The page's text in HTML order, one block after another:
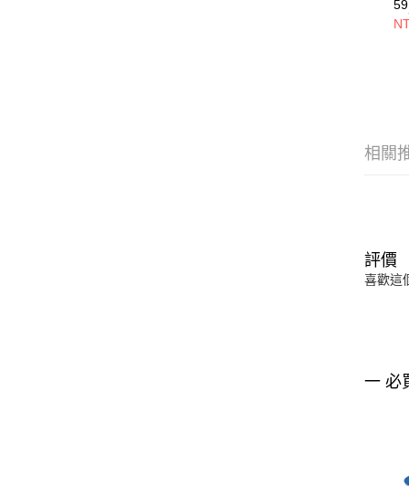
相關
評價
喜歡這
一 必